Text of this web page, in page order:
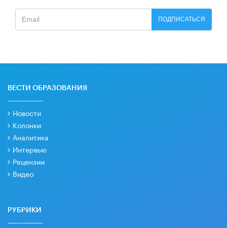
ПОДПИСАТЬСЯ
ВЕСТИ ОБРАЗОВАНИЯ
Новости
Колонки
Аналитика
Интервью
Рецензии
Видео
РУБРИКИ